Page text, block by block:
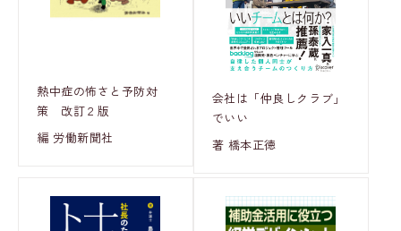
熱中症の怖さと予防対
策 改訂２版
編 労働新聞社
会社は「仲良しクラブ」
でいい
著 橋本正徳